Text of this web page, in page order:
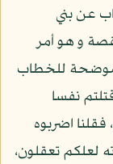
عن بني
و هو أمر
للخطاب
نفسا
فقلنا اضربوه
لعلكم تعقلون،